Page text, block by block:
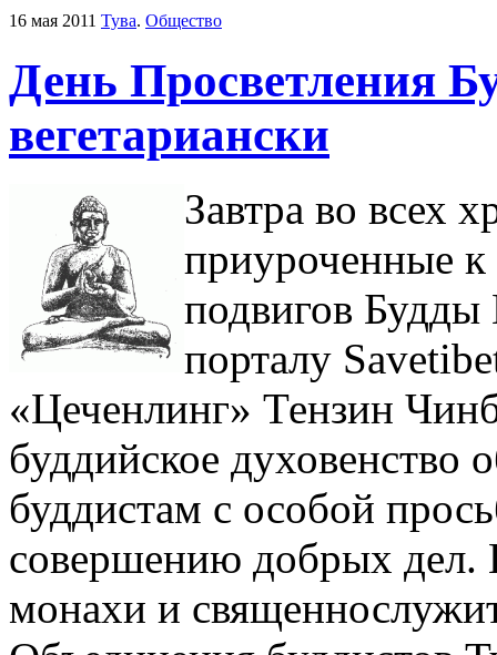
16 мая 2011 Тува. Общество
День Просветления
вегетариански
Завтра во всех
приуроченные к
подвигов
порталу
«Цеченлинг» Тензин
буддийское духовенство
буддистам с особой
совершению добрых дел.
монахи и